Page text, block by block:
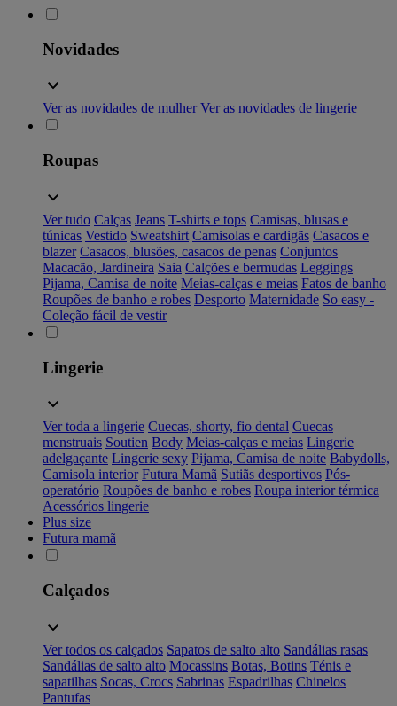
Novidades
Ver as novidades de mulher Ver as novidades de lingerie
Roupas
Ver tudo Calças Jeans T-shirts e tops Camisas, blusas e
túnicas Vestido Sweatshirt Camisolas e cardigãs Casacos e
blazer Casacos, blusões, casacos de penas Conjuntos
Macacão, Jardineira Saia Calções e bermudas Leggings
Pijama, Camisa de noite Meias-calças e meias Fatos de banho
Roupões de banho e robes Desporto Maternidade So easy -
Coleção fácil de vestir
Lingerie
Ver toda a lingerie Cuecas, shorty, fio dental Cuecas
menstruais Soutien Body Meias-calças e meias Lingerie
adelgaçante Lingerie sexy Pijama, Camisa de noite Babydolls,
Camisola interior Futura Mamã Sutiãs desportivos Pós-
operatório Roupões de banho e robes Roupa interior térmica
Acessórios lingerie
Plus size
Futura mamã
Calçados
Ver todos os calçados Sapatos de salto alto Sandálias rasas
Sandálias de salto alto Mocassins Botas, Botins Ténis e
sapatilhas Socas, Crocs Sabrinas Espadrilhas Chinelos
Pantufas